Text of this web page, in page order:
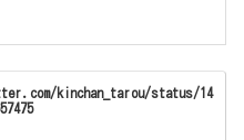
kinchan_tarou/status/14